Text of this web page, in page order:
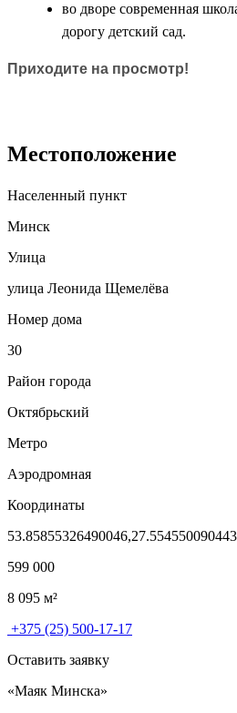
во дворе современная
дорогу детский сад.
Приходите на просмотр!
Местоположение
Населенный пункт
Минск
Улица
улица Леонида Щемелёва
Номер дома
30
Район города
Октябрьский
Метро
Аэродромная
Координаты
599 000
8 095 м²
+375 (25) 500-17-17
Оставить заявку
«Маяк Минска»